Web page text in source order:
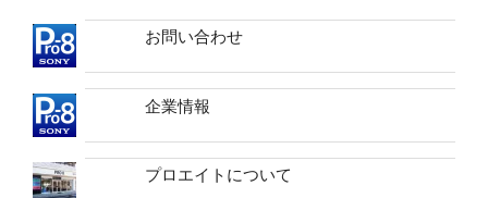
お問い合わせ
企業情報
プロエイトについて